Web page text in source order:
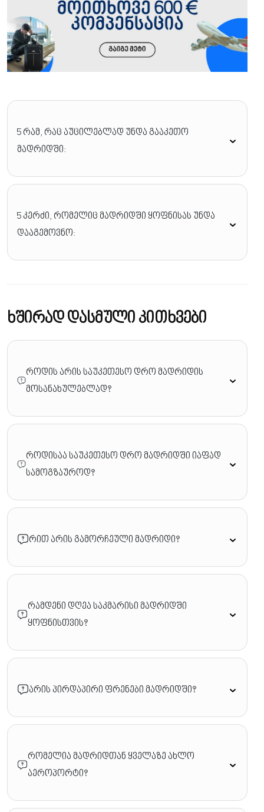
5 რამ, რაც აუცილებლად უნდა გააკეთო
მადრიდში:
5 კერძი, რომელიც მადრიდში ყოფნისას უნდა
დააგემოვნო:
ხშირად დასმული კითხვები
როდის არის საუკეთესო დრო მადრიდის
მოსანახულებლად?
როდისაა საუკეთესო დრო მადრიდში იაფად
სამოგზაუროდ?
რით არის გამორჩეული მადრიდი?
რამდენი დღეა საკმარისი მადრიდში
ყოფნისთვის?
არის პირდაპირი ფრენები მადრიდში?
რომელია მადრიდთან ყველაზე ახლო
აეროპორტი?